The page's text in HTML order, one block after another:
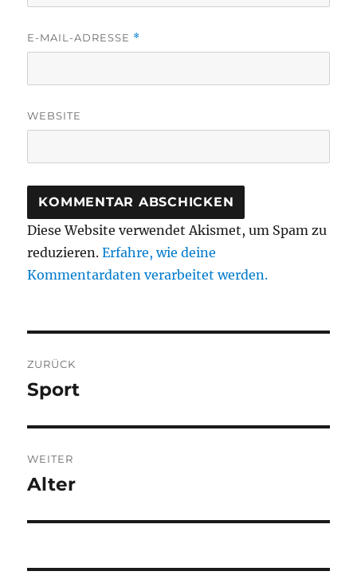
E-MAIL-ADRESSE *
WEBSITE
Diese Website verwendet Akismet, um Spam zu
reduzieren.Erfahre, wie deine
Kommentardaten verarbeitet werden.
ZURÜCK
Vorheriger
Sport
WEITER
Nächster
Alter